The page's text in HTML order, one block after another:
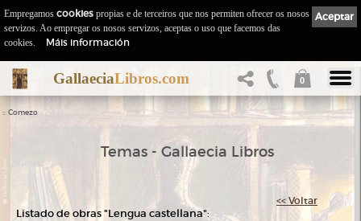
GallaeciaLibros.com 0
:: Comezo
Temas - Gallaecia Libros
<< Voltar
Listado de obras "Lengua castellana":
Aceptar
Empregamos cookies propias e de terceiros que nos permiten ofrecer os nosos
servizos. Ao empregar os nosos servizos, aceptas o uso que facemos das
cookies.
Máis información